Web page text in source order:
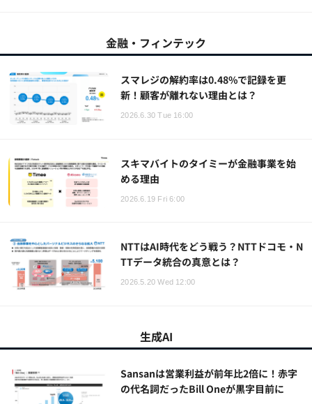
金融・フィンテック
スマレジの解約率は0.48%で記録を更
新！顧客が離れない理由とは？
2026.6.30 Tue 16:00
スキマバイトのタイミーが金融事業を始
める理由
2026.6.19 Fri 6:00
NTTはAI時代をどう戦う？NTTドコモ・N
TTデータ統合の真意とは？
2026.5.20 Wed 12:00
生成AI
Sansanは営業利益が前年比2倍に！赤字
の代名詞だったBill Oneが黒字目前に